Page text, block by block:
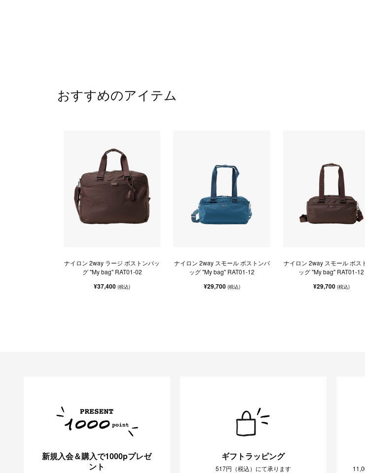
おすすめのアイテム
ナイロン 2way ラージ ボストンバッ
グ "My bag" RAT01-02
¥37,400(税込)
ナイロン 2way スモール ボストンバ
ッグ "My bag" RAT01-12
¥29,700 (税込)
ナイロン 2way スモール ボス
ッグ "My bag" RAT01-12
¥29,700 (税込)
新規入会＆購入で1000pプレゼ
ント
ギフトラッピング
517円（税込）にて承ります